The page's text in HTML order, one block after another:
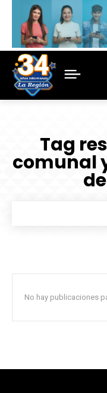
Tag
comunal
No hay publicaciones